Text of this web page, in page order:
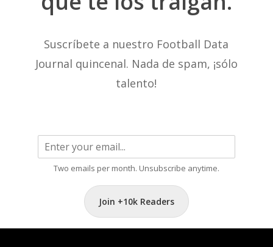
Suscríbete a nuestro Football Data
Journal quincenal. Nada de spam, ¡sólo
talento!
Two emails per month. Unsubscribe anytime.
Join +10k Readers